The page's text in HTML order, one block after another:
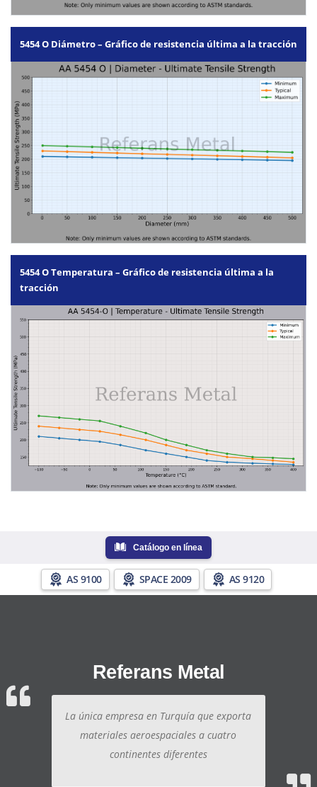
5454 O Diámetro – Gráfico de resistencia última a la tracción
5454 O Temperatura – Gráfico de resistencia última a la
tracción
Catálogo en línea
AS 9100 SPACE 2009 AS 9120
Referans Metal
La única empresa en Turquía que exporta
materiales aeroespaciales a cuatro
continentes diferentes